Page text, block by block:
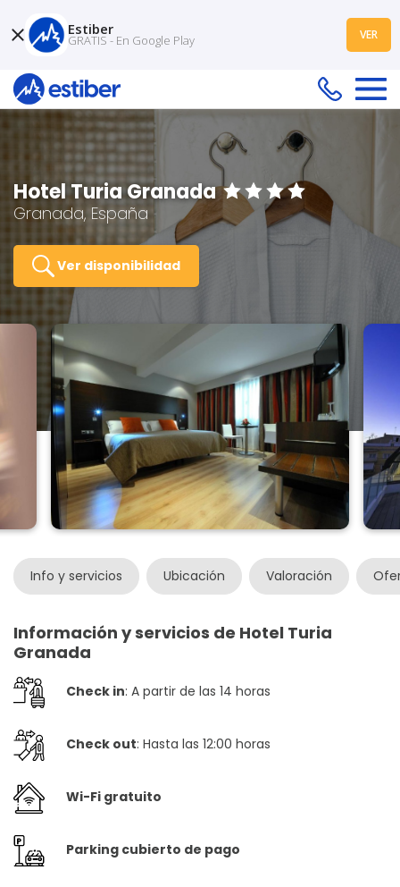
Hotel Turia Granada
Granada, España
Ver disponibilidad
Info y servicios Ubicación Valoración
Información y servicios de Hotel Turia
Granada
Check in: A partir de las 14 horas
Check out: Hasta las 12:00 horas
Wi-Fi gratuito
Parking cubierto de pago
Estiber
GRATIS - En Google Play VER